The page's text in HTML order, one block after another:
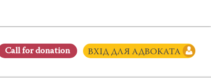
Сall for donation ВХІД ДЛЯ АДВОКАТА